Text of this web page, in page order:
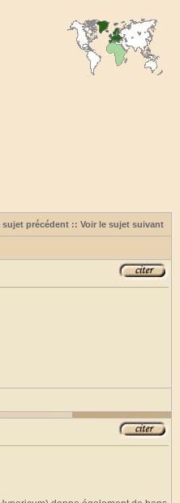
sujet précédent :: Voir le sujet suivant